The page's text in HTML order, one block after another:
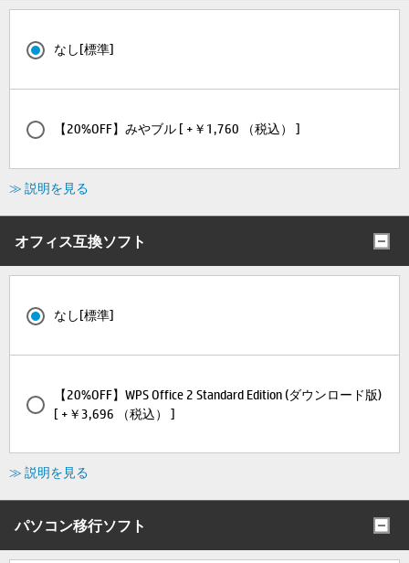
なし[標準]
【20%OFF】みやブル [ +￥1,760 （税込） ]
≫ 説明を見る
オフィス互換ソフト
なし[標準]
【20%OFF】WPS Office 2 Standard Edition (ダウンロード版)
[ +￥3,696 （税込） ]
≫ 説明を見る
パソコン移行ソフト